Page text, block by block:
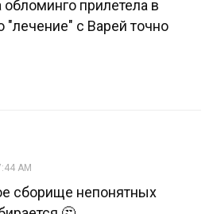
обломинго прилетела в
"лечение" с Варей точно
AM
сборище непонятных